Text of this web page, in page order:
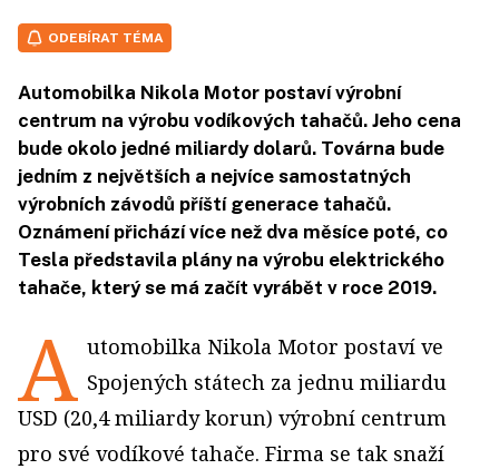
ODEBÍRAT TÉMA
Automobilka Nikola Motor postaví výrobní
centrum na výrobu vodíkových tahačů. Jeho cena
bude okolo jedné miliardy dolarů. Továrna bude
jedním z největších a nejvíce samostatných
výrobních závodů příští generace tahačů.
Oznámení přichází více než dva měsíce poté, co
Tesla představila plány na výrobu elektrického
tahače, který se má začít vyrábět v roce 2019.
A utomobilka Nikola Motor postaví ve
Spojených státech za jednu miliardu
USD (20,4 miliardy korun) výrobní centrum
pro své vodíkové tahače. Firma se tak snaží